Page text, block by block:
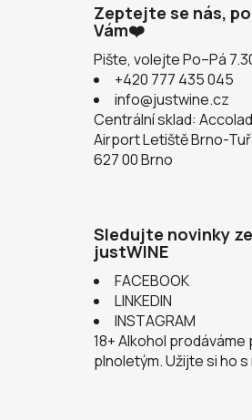
Zeptejte se nás,
Vám❤️
Pište, volejte Po–Pá
+420 777 435 045
info@justwine.cz
Centrální sklad:
Airport Letiště Brno-
627 00 Brno
Sledujte novinky
justWINE
FACEBOOK
LINKEDIN
INSTAGRAM
18+ Alkohol prodáváme
plnoletým. Užijte si ho